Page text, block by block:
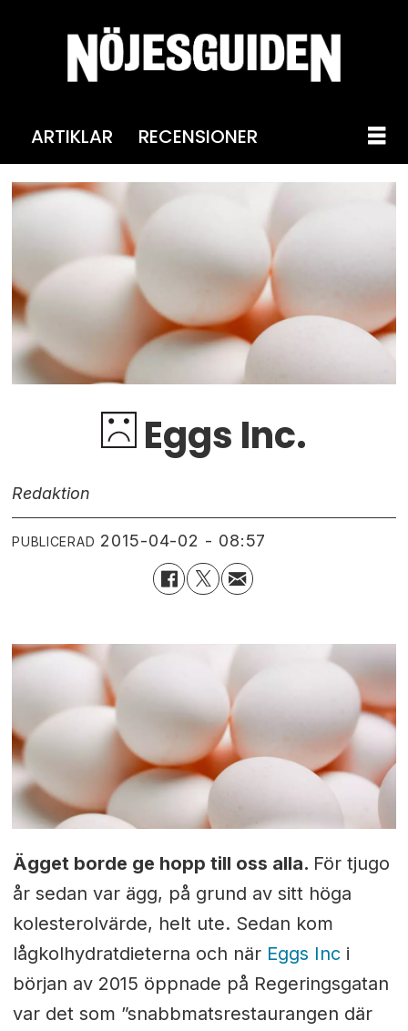
ARTIKLAR RECENSIONER
Eggs Inc.
Redaktion
PUBLICERAD 2015-04-02 - 08:57
Ägget borde ge hopp till oss alla. För tjugo
år sedan var ägg, på grund av sitt höga
kolesterolvärde, helt ute. Sedan kom
lågkolhydratdieterna och när Eggs Inci
början av 2015 öppnade på Regeringsgatan
var det som ”snabbmatsrestaurangen där